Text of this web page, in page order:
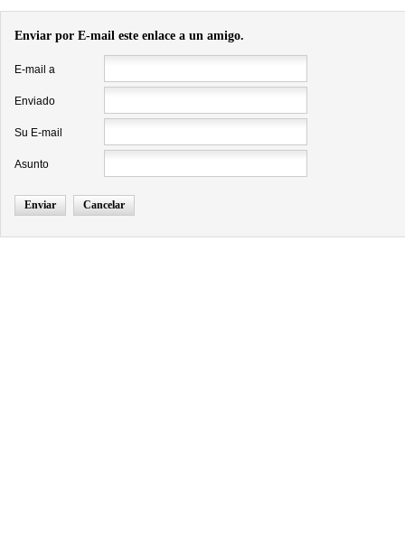
Enviar por E-mail este enlace a un amigo.
E-mail a
Enviado
Su E-mail
Asunto
Enviar Cancelar